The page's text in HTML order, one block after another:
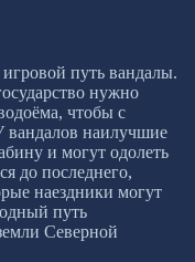
путь вандалы.
нужно
чтобы с
вандалов наилучшие
и могут одолеть
до последнего,
наездники могут
путь
Северной